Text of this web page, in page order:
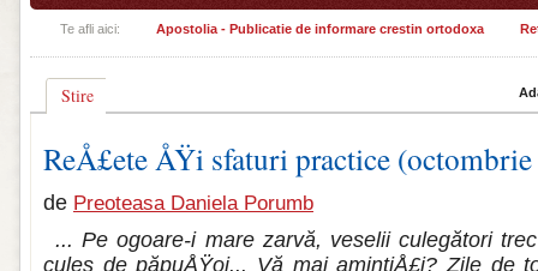
Te afli aici: Apostolia - Publicatie de informare crestin ortodoxa
Stire
ReÅ£ete ÅŸi sfaturi practice
de Preoteasa Daniela Porumb
... Pe ogoare-i mare zarvă, veselii culegători
cules de păpuÅŸoi... Vă mai amintiÅ£i? Zile de